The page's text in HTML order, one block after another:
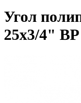
Угол
25х3/4" ВР